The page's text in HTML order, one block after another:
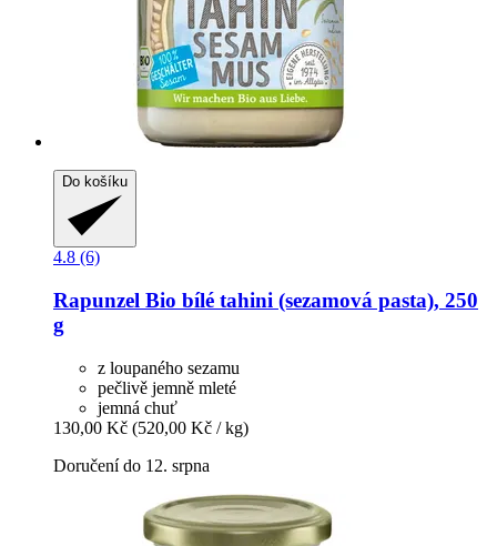
Do košíku
4.8 (6)
Rapunzel Bio bílé tahini (sezamová pasta), 250
g
z loupaného sezamu
pečlivě jemně mleté
jemná chuť
130,00 Kč (520,00 Kč / kg)
Doručení do 12. srpna